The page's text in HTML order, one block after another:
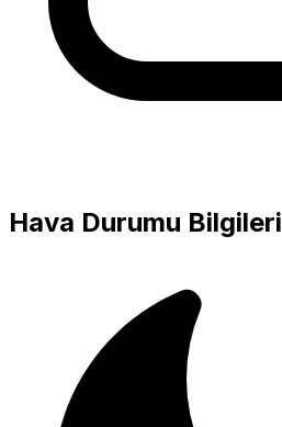
Hava Durumu Bilgileri